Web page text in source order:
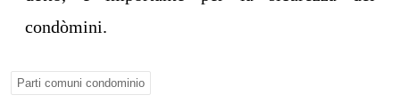
condòmini.
Parti comuni condominio